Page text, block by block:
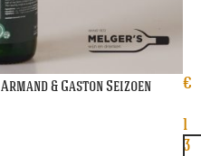
& Gaston Seizoen
€
1
3